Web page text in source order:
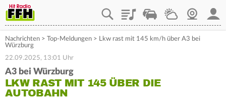
PlaylistStaupilotWetterWebcam
Nachrichten > Top-Meldungen > Lkw rast mit 145 km/h über A3 bei
Würzburg
22.09.2025, 13:01 Uhr
A3 bei Würzburg
LKW RAST MIT 145 ÜBER DIE
AUTOBAHN